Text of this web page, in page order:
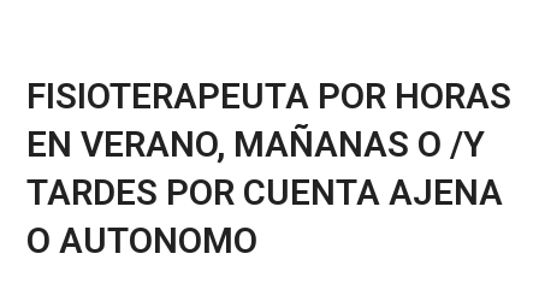
FISIOTERAPEUTA POR HORAS
EN VERANO, MAÑANAS O /Y
TARDES POR CUENTA AJENA
O AUTONOMO